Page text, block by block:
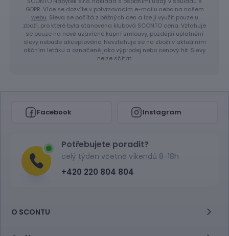
GDPR. Více se dozvíte v potvrzovacím e-mailu nebo na našem
webu. Sleva se počítá z běžných cen a lze ji využít pouze u
zboží, pro které byla stanovena klubová SCONTO cena. Vztahuje
se pouze na nově uzavřené kupní smlouvy, pozdější uplatnění
slevy nebude akceptováno. Nevztahuje se na zboží v aktuálním
akčním letáku a označené jako výprodej nebo cenový hit. Slevy
nelze sčítat.
Facebook Instagram
Potřebujete poradit?
celý týden včetně víkendů 8-18h
+420 220 804 804
O SCONTU